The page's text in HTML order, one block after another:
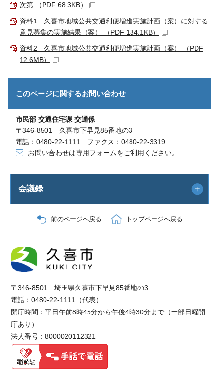
次第 （PDF 68.3KB）
資料1 久喜市地域公共交通利便増進実施計画（案）に対する
意見募集の実施結果（案） （PDF 134.1KB）
資料2 久喜市地域公共交通利便増進実施計画（案） （PDF
12.6MB）
このページに関するお問い合わせ
市民部 交通住宅課 交通係
〒346-8501 久喜市下早見85番地の3
電話：0480-22-1111 ファクス：0480-22-3319
お問い合わせは専用フォームをご利用ください。
会議録
前のページへ戻る トップページへ戻る
〒346-8501 埼玉県久喜市下早見85番地の3
電話：0480-22-1111（代表）
開庁時間：平日午前8時45分から午後4時30分まで（一部日曜開
庁あり）
法人番号：8000020112321